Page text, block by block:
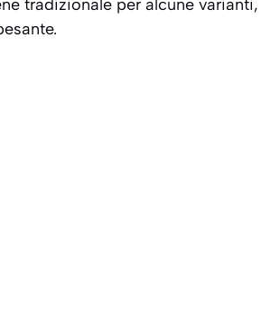
tradizionale per alcune varianti,